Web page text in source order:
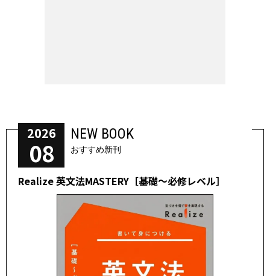
2026
08
NEW BOOK
おすすめ新刊
Realize 英文法MASTERY［基礎～必修レベル］